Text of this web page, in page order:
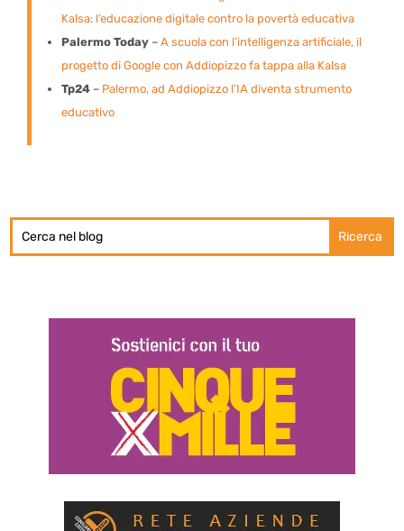
Kalsa: l’educazione digitale contro la povertà educativa
Palermo Today –A scuola con l’intelligenza artificiale, il
progetto di Google con Addiopizzo fa tappa alla Kalsa
Tp24 – Palermo, ad Addiopizzo l’IA diventa strumento
educativo